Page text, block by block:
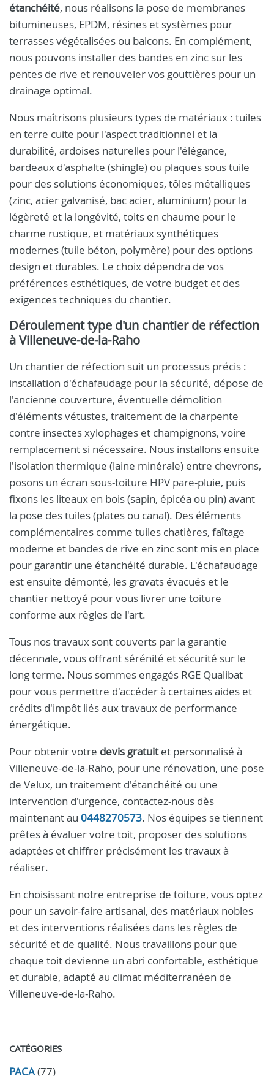
étanchéité, nous réalisons la pose de membranes
bitumineuses, EPDM, résines et systèmes pour
terrasses végétalisées ou balcons. En complément,
nous pouvons installer des bandes en zinc sur les
pentes de rive et renouveler vos gouttières pour un
drainage optimal.
Nous maîtrisons plusieurs types de matériaux : tuiles
en terre cuite pour l'aspect traditionnel et la
durabilité, ardoises naturelles pour l'élégance,
bardeaux d'asphalte (shingle) ou plaques sous tuile
pour des solutions économiques, tôles métalliques
(zinc, acier galvanisé, bac acier, aluminium) pour la
légèreté et la longévité, toits en chaume pour le
charme rustique, et matériaux synthétiques
modernes (tuile béton, polymère) pour des options
design et durables. Le choix dépendra de vos
préférences esthétiques, de votre budget et des
exigences techniques du chantier.
Déroulement type d'un chantier de réfection
à Villeneuve-de-la-Raho
Un chantier de réfection suit un processus précis :
installation d'échafaudage pour la sécurité, dépose de
l'ancienne couverture, éventuelle démolition
d'éléments vétustes, traitement de la charpente
contre insectes xylophages et champignons, voire
remplacement si nécessaire. Nous installons ensuite
l'isolation thermique (laine minérale) entre chevrons,
posons un écran sous-toiture HPV pare-pluie, puis
fixons les liteaux en bois (sapin, épicéa ou pin) avant
la pose des tuiles (plates ou canal). Des éléments
complémentaires comme tuiles chatières, faîtage
moderne et bandes de rive en zinc sont mis en place
pour garantir une étanchéité durable. L'échafaudage
est ensuite démonté, les gravats évacués et le
chantier nettoyé pour vous livrer une toiture
conforme aux règles de l'art.
Tous nos travaux sont couverts par la garantie
décennale, vous offrant sérénité et sécurité sur le
long terme. Nous sommes engagés RGE Qualibat
pour vous permettre d'accéder à certaines aides et
crédits d'impôt liés aux travaux de performance
énergétique.
Pour obtenir votre devis gratuitet personnalisé à
Villeneuve-de-la-Raho, pour une rénovation, une pose
de Velux, un traitement d'étanchéité ou une
intervention d'urgence, contactez-nous dès
maintenant au 0448270573. Nos équipes se tiennent
prêtes à évaluer votre toit, proposer des solutions
adaptées et chiffrer précisément les travaux à
réaliser.
En choisissant notre entreprise de toiture, vous optez
pour un savoir-faire artisanal, des matériaux nobles
et des interventions réalisées dans les règles de
sécurité et de qualité. Nous travaillons pour que
chaque toit devienne un abri confortable, esthétique
et durable, adapté au climat méditerranéen de
Villeneuve-de-la-Raho.
CATÉGORIES
PACA(77)